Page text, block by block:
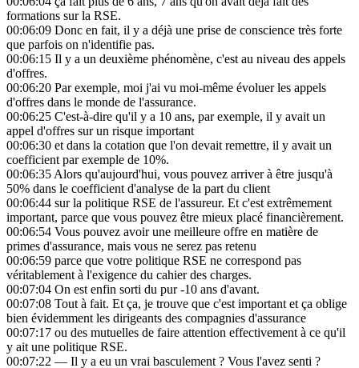
formations sur la RSE.
00:06:09 Donc en fait, il y a déjà une prise de conscience très forte
que parfois on n'identifie pas.
00:06:15 Il y a un deuxième phénomène, c'est au niveau des appels
d'offres.
00:06:20 Par exemple, moi j'ai vu moi-même évoluer les appels
d'offres dans le monde de l'assurance.
00:06:25 C'est-à-dire qu'il y a 10 ans, par exemple, il y avait un
appel d'offres sur un risque important
00:06:30 et dans la cotation que l'on devait remettre, il y avait un
coefficient par exemple de 10%.
00:06:35Alors qu'aujourd'hui, vous pouvez arriver à être jusqu'à
50% dans le coefficient d'analyse de la part du client
00:06:44 sur la politique RSE de l'assureur. Et c'est extrêmement
important, parce que vous pouvez être mieux placé financièrement.
00:06:54 Vous pouvez avoir une meilleure offre en matière de
primes d'assurance, mais vous ne serez pas retenu
00:06:59 parce que votre politique RSE ne correspond pas
véritablement à l'exigence du cahier des charges.
00:07:04 On est enfin sorti du pur -10 ans d'avant.
00:07:08 Tout à fait. Et ça, je trouve que c'est important et ça oblige
bien évidemment les dirigeants des compagnies d'assurance
00:07:17 ou des mutuelles de faire attention effectivement à ce qu'il
y ait une politique RSE.
00:07:22 — Il y a eu un vrai basculement ? Vous l'avez senti ?